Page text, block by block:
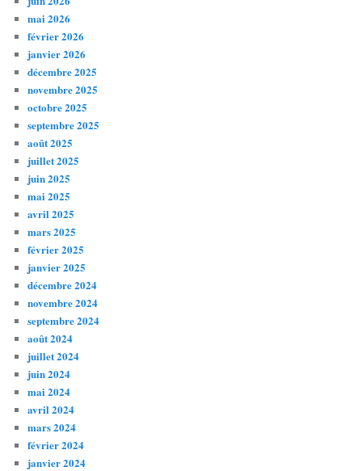
mai 2026
février 2026
janvier 2026
décembre 2025
novembre 2025
octobre 2025
septembre 2025
août 2025
juillet 2025
juin 2025
mai 2025
avril 2025
mars 2025
février 2025
janvier 2025
décembre 2024
novembre 2024
septembre 2024
août 2024
juillet 2024
juin 2024
mai 2024
avril 2024
mars 2024
février 2024
janvier 2024